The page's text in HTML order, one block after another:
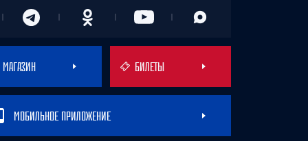
МАГАЗИН БИЛЕТЫ
МОБИЛЬНОЕ ПРИЛОЖЕНИЕ